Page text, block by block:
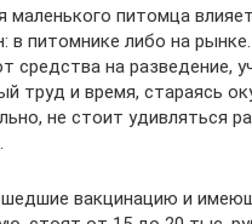
маленького питомца
в питомнике либо на
средства на разведение,
труд и время, стараясь
не стоит удивляться
вакцинацию и